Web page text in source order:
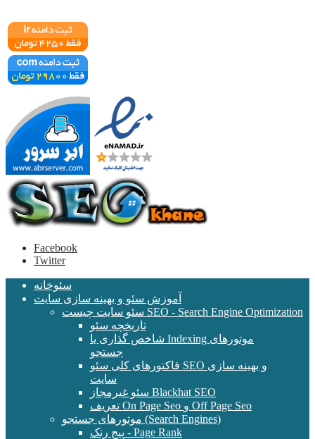
Facebook
Twitter
سئوخانه
آموزش سئو و بهینه سازی سایت
سئو سایت چیست SEO - Search Engine Optimization
تاریخچه سئو
شاخص گذاری یا Indexing موتورهای
جستجو
فاکتورهای کلی سئو SEO و بهینه سازی
سایت
سئو غیرمجاز Blackhat SEO
تعریف On Page Seo و Off Page Seo
موتورهای جستجو (Search Engines)
پیج رنک - Page Rank